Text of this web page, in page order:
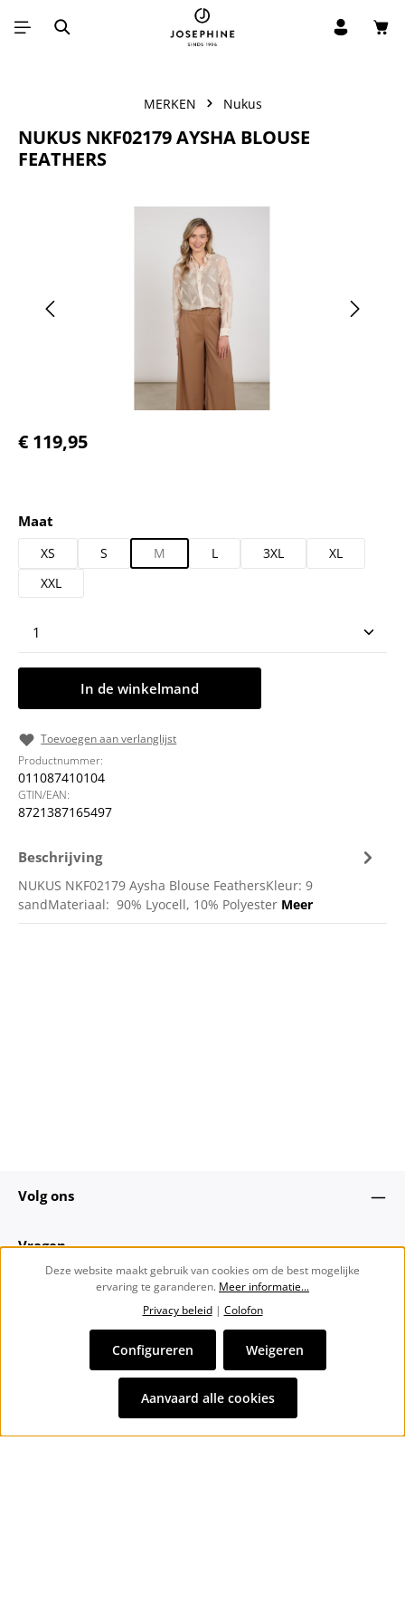
Ga naar de hoofdinhoud
MERKEN Nukus
NUKUS NKF02179 AYSHA BLOUSE
FEATHERS
Normale prijs:
€ 119,95
Selecteer
Maat
XS S M L 3XL
XL
XXL
Producthoeveelheid: Voer de gewenste
In de winkelmand
Toevoegen aan verlanglijst
Productnummer:
011087410104
GTIN/EAN:
8721387165497
Beschrijving
NUKUS NKF02179 Aysha Blouse FeathersKleur: 9
sandMateriaal: 90% Lyocell, 10% Polyester Meer
Volg ons
Vragen
Alle prijzen incl. btw plusverzendkosten
bezorgkosten, indien niet anders vermeld.
Deze website maakt gebruik van cookies om de best mogelijke
ervaring te garanderen. Meer informatie...
Privacy beleid| Colofon
Weigeren
Configureren
Aanvaard alle cookies